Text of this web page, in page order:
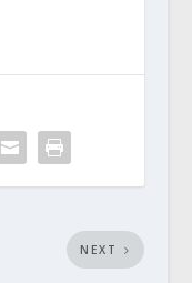
NEXT